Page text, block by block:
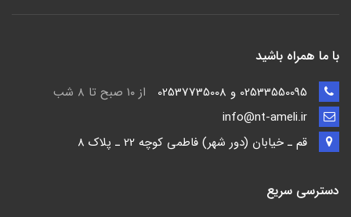
با ما همراه باشید
از ۱۰ صبح تا ۸ شب
قم ـ خيابان (دور شهر) فاطمي كوچه 22 ـ پلاک 8
دسترسی سریع